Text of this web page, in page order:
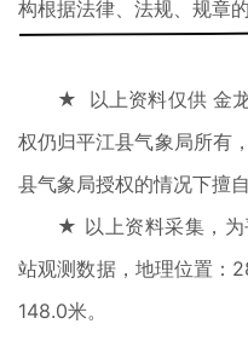
构根据法律、法规、规章的
★ 以上资料仅供 金
权仍归平江县气象局所有
县气象局授权的情况下擅自
★ 以上资料采集，为
站观测数据，地理位置：
148.0米。